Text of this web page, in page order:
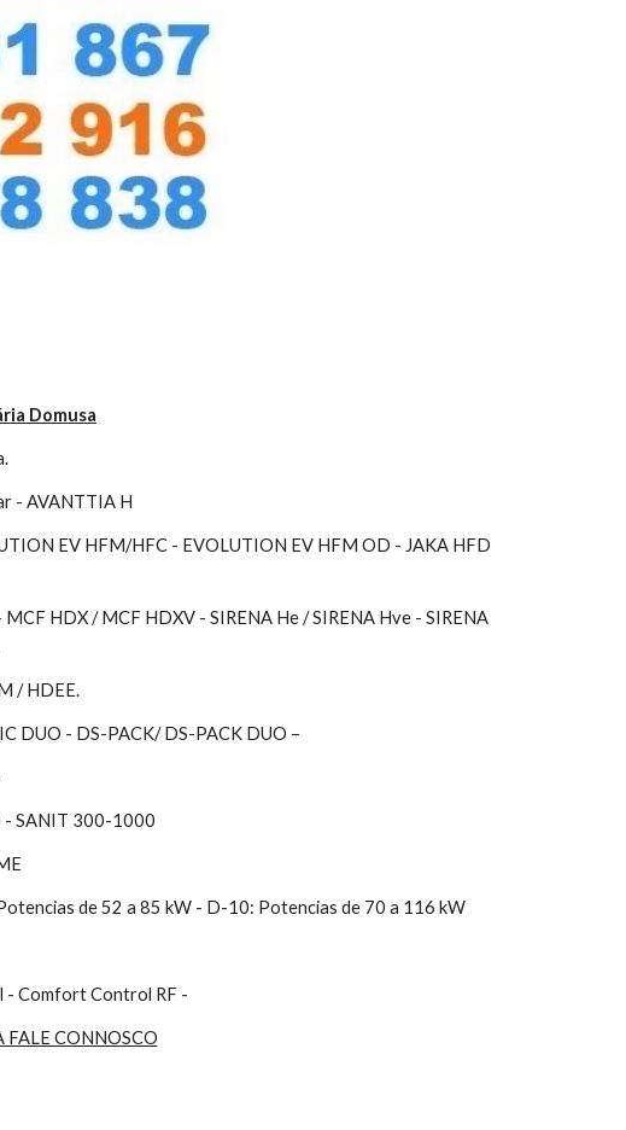
Domusa
- AVANTTIA H
EV HFM/HFC - EVOLUTION EV HFM OD - JAKA HFD
HDX / MCF HDXV - SIRENA He / SIRENA Hve - SIRENA
/ HDEE.
DUO - DS-PACK/ DS-PACK DUO –
- SANIT 300-1000
de 52 a 85 kW - D-10: Potencias de 70 a 116 kW
Comfort Control RF -
FALE CONNOSCO